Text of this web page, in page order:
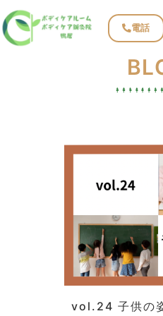
電話
vol.24 子供の